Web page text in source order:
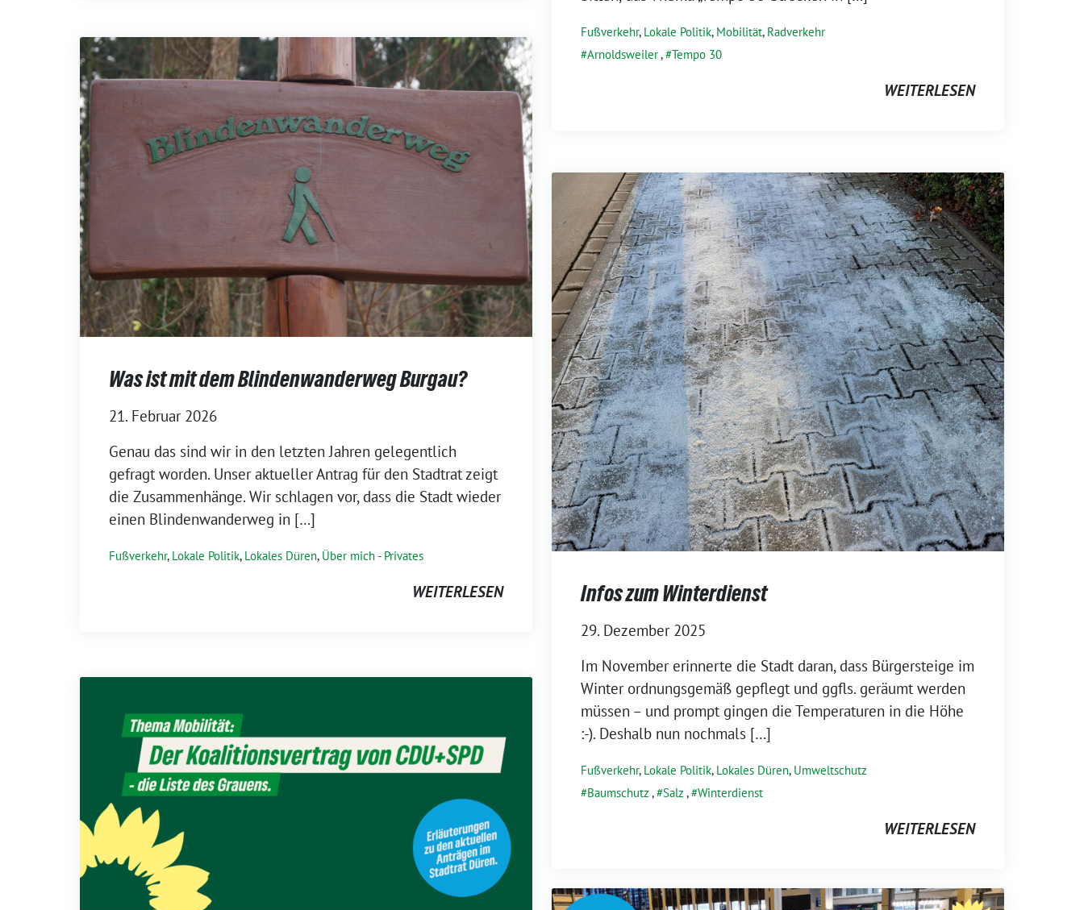
Fußverkehr, Lokale Politik, Mobilität, Radverkehr
Arnoldsweiler, Tempo 30
WEITERLESEN
Was ist mit dem Blindenwanderweg Burgau?
21. Februar 2026
Genau das sind wir in den letzten Jahren gelegentlich
gefragt worden. Unser aktueller Antrag für den Stadtrat zeigt
die Zusammenhänge. Wir schlagen vor, dass die Stadt wieder
einen Blindenwanderweg in […]
Fußverkehr, Lokale Politik, Lokales Düren, Über mich - Privates
WEITERLESEN Infos zum Winterdienst
29. Dezember 2025
Im November erinnerte die Stadt daran, dass Bürgersteige im
Winter ordnungsgemäß gepflegt und ggfls. geräumt werden
müssen – und prompt gingen die Temperaturen in die Höhe
:-). Deshalb nun nochmals […]
Fußverkehr, Lokale Politik, Lokales Düren, Umweltschutz
Baumschutz , Salz , Winterdienst
WEITERLESEN